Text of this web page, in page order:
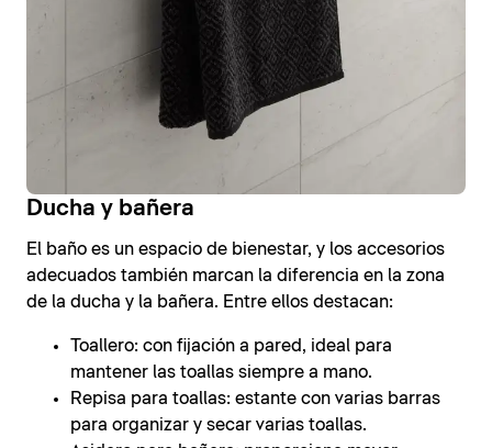
Ducha y bañera
El baño es un espacio de bienestar, y los accesorios
adecuados también marcan la diferencia en la zona
de la ducha y la bañera. Entre ellos destacan:
Toallero: con fijación a pared, ideal para
mantener las toallas siempre a mano.
Repisa para toallas: estante con varias barras
para organizar y secar varias toallas.